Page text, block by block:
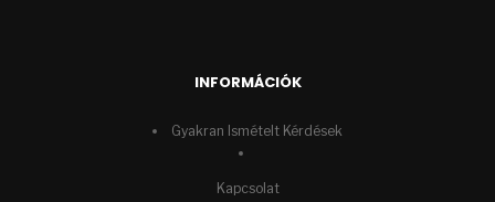
INFORMÁCIÓK
Gyakran Ismételt Kérdések
Kapcsolat